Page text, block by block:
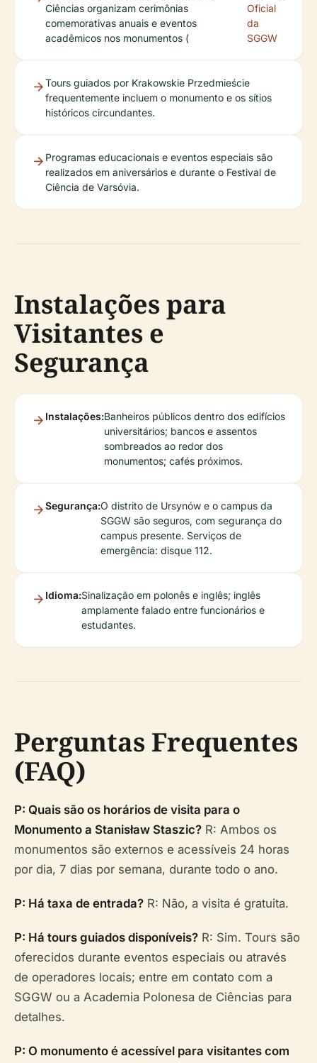
Ciências organizam cerimônias
comemorativas anuais e eventos
acadêmicos nos monumentos (
Oficial
da
SGGW
Tours guiados por Krakowskie Przedmieście
frequentemente incluem o monumento e os sítios
históricos circundantes.
Programas educacionais e eventos especiais são
realizados em aniversários e durante o Festival de
Ciência de Varsóvia.
Instalações para
Visitantes e
Segurança
Instalações:Banheiros públicos dentro dos edifícios
universitários; bancos e assentos
sombreados ao redor dos
monumentos; cafés próximos.
Segurança:O distrito de Ursynów e o campus da
SGGW são seguros, com segurança do
campus presente. Serviços de
emergência: disque 112.
Idioma:Sinalização em polonês e inglês; inglês
amplamente falado entre funcionários e
estudantes.
Perguntas Frequentes
(FAQ)
P: Quais são os horários de visita para o
Monumento a Stanisław Staszic? R: Ambos os
monumentos são externos e acessíveis 24 horas
por dia, 7 dias por semana, durante todo o ano.
P: Há taxa de entrada? R: Não, a visita é gratuita.
P: Há tours guiados disponíveis? R: Sim. Tours são
oferecidos durante eventos especiais ou através
de operadores locais; entre em contato com a
SGGW ou a Academia Polonesa de Ciências para
detalhes.
P: O monumento é acessível para visitantes com